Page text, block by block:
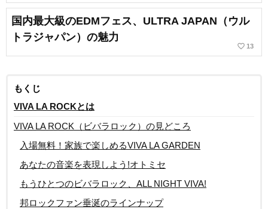
国内最大級のEDMフェス、ULTRA JAPAN（ウル
トラジャパン）の魅力
favorite_border 13
もくじ
VIVA LA ROCKとは
VIVA LA ROCK（ビバラロック）の見どころ
入場無料！家族で楽しめるVIVA LA GARDEN
あなたの音楽を表現しよう!オトミセ
もうひとつのビバラロック、ALL NIGHT VIVA!
邦ロックファン垂涎のラインナップ